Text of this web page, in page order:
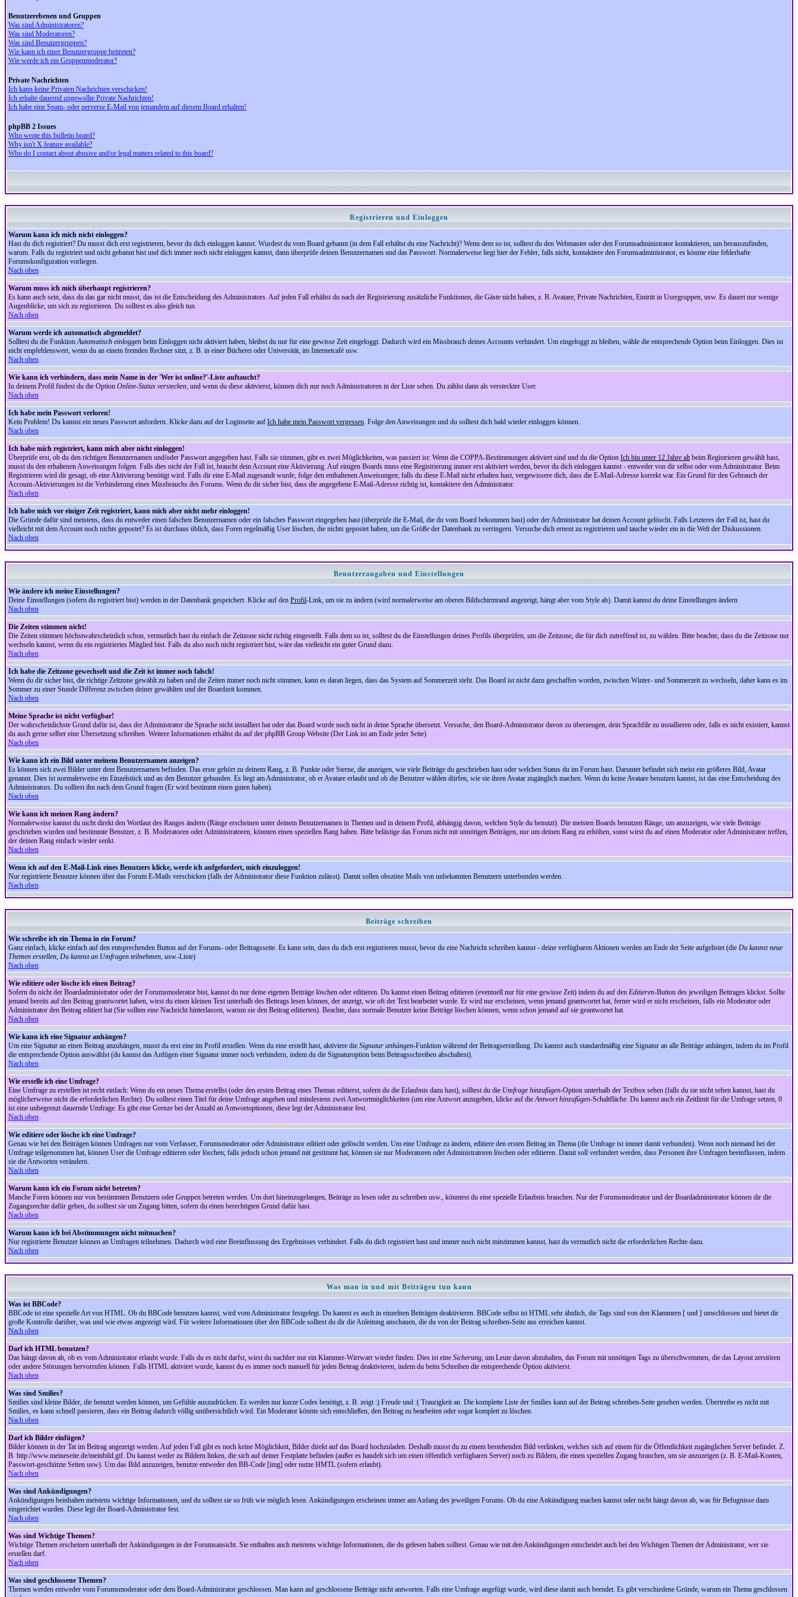
Benutzerebenen und Gruppen
Was sind Administratoren?
Was sind Moderatoren?
Was sind Benutzergruppen?
Wie kann ich einer Benutzergruppe beitreten?
Wie werde ich ein Gruppenmoderator?
Private Nachrichten
Ich kann keine Privaten Nachrichten verschicken!
Ich erhalte dauernd ungewollte Private Nachrichten!
Ich habe eine Spam- oder perverse E-Mail von jemandem auf diesem Board erhalten!
phpBB 2 Issues
Who wrote this bulletin board?
Why isn't X feature available?
Who do I contact about abusive and/or legal matters related to this board?
Registrieren und Einloggen
Warum kann ich mich nicht einloggen?
Hast du dich registriert? Du musst dich erst registrieren, bevor du dich einloggen kannst. Wurdest du vom Board gebannt (in dem Fall erhältst du eine Nachricht)? Wenn dem so ist, solltest du den Webmaster oder den Forumsadministrator kontaktieren, um herauszufinden,
warum. Falls du registriert und nicht gebannt bist und dich immer noch nicht einloggen kannst, dann überprüfe deinen Benutzernamen und das Passwort. Normalerweise liegt hier der Fehler, falls nicht, kontaktiere den Forumsadministrator, es könnte eine fehlerhafte
Forumskonfiguration vorliegen.
Nach oben
Warum muss ich mich überhaupt registrieren?
Es kann auch sein, dass du das gar nicht musst, das ist die Entscheidung des Administrators. Auf jeden Fall erhältst du nach der Registrierung zusätzliche Funktionen, die Gäste nicht haben, z. B. Avatare, Private Nachrichten, Eintritt in Usergruppen, usw. Es dauert nur wenige
Augenblicke, um sich zu registrieren. Du solltest es also gleich tun.
Nach oben
Warum werde ich automatisch abgemeldet?
Solltest du die FunktionAutomatisch einloggen beim Einloggen nicht aktiviert haben, bleibst du nur für eine gewisse Zeit eingeloggt. Dadurch wird ein Missbrauch deines Accounts verhindert. Um eingeloggt zu bleiben, wähle die entsprechende Option beim Einloggen. Dies ist
nicht empfehlenswert, wenn du an einem fremden Rechner sitzt, z. B. in einer Bücherei oder Universität, im Internetcafé usw.
Nach oben
Wie kann ich verhindern, dass mein Name in der 'Wer ist online?'-Liste auftaucht?
In deinem Profil findest du die Option Online-Status verstecken, und wenn du diese aktivierst, können dich nur noch Administratoren in der Liste sehen. Du zählst dann als versteckter User.
Nach oben
Ich habe mein Passwort verloren!
Kein Problem! Du kannst ein neues Passwort anfordern. Klicke dazu auf der Loginseite auf Ich habe mein Passwort vergessen. Folge den Anweisungen und du solltest dich bald wieder einloggen können.
Nach oben
Ich habe mich registriert, kann mich aber nicht einloggen!
Überprüfe erst, ob du den richtigen Benutzernamen und/oder Passwort angegeben hast. Falls sie stimmen, gibt es zwei Möglichkeiten, was passiert ist: Wenn die COPPA-Bestimmungen aktiviert sind und du die Option Ich bin unter 12 Jahre altbeim Registrieren gewählt hast,
musst du den erhaltenen Anweisungen folgen. Falls dies nicht der Fall ist, braucht dein Account eine Aktivierung. Auf einigen Boards muss eine Registrierung immer erst aktiviert werden, bevor du dich einloggen kannst - entweder von dir selbst oder vom Administrator. Beim
Registrieren wird dir gesagt, ob eine Aktivierung benötigt wird. Falls dir eine E-Mail zugesandt wurde, folge den enthaltenen Anweisungen; falls du diese E-Mail nicht erhalten hast, vergewissere dich, dass die E-Mail-Adresse korrekt war. Ein Grund für den Gebrauch der
Account-Aktivierungen ist die Verhinderung eines Missbrauchs des Forums. Wenn du dir sicher bist, dass die angegebene E-Mail-Adresse richtig ist, kontaktiere den Administrator.
Nach oben
Ich habe mich vor einiger Zeit registriert, kann mich aber nicht mehr einloggen!
Die Gründe dafür sind meistens, dass du entweder einen falschen Benutzernamen oder ein falsches Passwort eingegeben hast (überprüfe die E-Mail, die du vom Board bekommen hast) oder der Administrator hat deinen Account gelöscht. Falls Letzteres der Fall ist, hast du
vielleicht mit dem Account noch nichts gepostet? Es ist durchaus üblich, dass Foren regelmäßig User löschen, die nichts gepostet haben, um die Größe der Datenbank zu verringern. Versuche dich erneut zu registrieren und tauche wieder ein in die Welt der Diskussionen.
Nach oben
Benutzerangaben und Einstellungen
Wie ändere ich meine Einstellungen?
Deine Einstellungen (sofern du registriert bist) werden in der Datenbank gespeichert. Klicke auf den Profil-Link, um sie zu ändern (wird normalerweise am oberen Bildschirmrand angezeigt, hängt aber vom Style ab). Damit kannst du deine Einstellungen ändern
Nach oben
Die Zeiten stimmen nicht!
Die Zeiten stimmen höchstwahrscheinlich schon, vermutlich hast du einfach die Zeitzone nicht richtig eingestellt. Falls dem so ist, solltest du die Einstellungen deines Profils überprüfen, um die Zeitzone, die für dich zutreffend ist, zu wählen. Bitte beachte, dass du die Zeitzone nur
wechseln kannst, wenn du ein registriertes Mitglied bist. Falls du also noch nicht registriert bist, wäre das vielleicht ein guter Grund dazu.
Nach oben
Ich habe die Zeitzone gewechselt und die Zeit ist immer noch falsch!
Wenn du dir sicher bist, die richtige Zeitzone gewählt zu haben und die Zeiten immer noch nicht stimmen, kann es daran liegen, dass das System auf Sommerzeit steht. Das Board ist nicht dazu geschaffen worden, zwischen Winter- und Sommerzeit zu wechseln, daher kann es im
Sommer zu einer Stunde Differenz zwischen deiner gewählten und der Boardzeit kommen.
Nach oben
Meine Sprache ist nicht verfügbar!
Der wahrscheinlichste Grund dafür ist, dass der Administrator die Sprache nicht installiert hat oder das Board wurde noch nicht in deine Sprache übersetzt. Versuche, den Board-Administrator davon zu überzeugen, dein Sprachfile zu installieren oder, falls es nicht existiert, kannst
du auch gerne selber eine Übersetzung schreiben. Weitere Informationen erhältst du auf der phpBB Group Website (Der Link ist am Ende jeder Seite)
Nach oben
Wie kann ich ein Bild unter meinem Benutzernamen anzeigen?
Es können sich zwei Bilder unter dem Benutzernamen befinden. Das erste gehört zu deinem Rang, z. B. Punkte oder Sterne, die anzeigen, wie viele Beiträge du geschrieben hast oder welchen Status du im Forum hast. Darunter befindet sich meist ein größeres Bild, Avatar
genannt. Dies ist normalerweise ein Einzelstück und an den Benutzer gebunden. Es liegt am Administrator, ob er Avatare erlaubt und ob die Benutzer wählen dürfen, wie sie ihren Avatar zugänglich machen. Wenn du keine Avatare benutzen kannst, ist das eine Entscheidung des
Administrators. Du solltest ihn nach dem Grund fragen (Er wird bestimmt einen guten haben).
Nach oben
Wie kann ich meinen Rang ändern?
Normalerweise kannst du nicht direkt den Wortlaut des Ranges ändern (Ränge erscheinen unter deinem Benutzernamen in Themen und in deinem Profil, abhängig davon, welchen Style du benutzt). Die meisten Boards benutzen Ränge, um anzuzeigen, wie viele Beiträge
geschrieben wurden und bestimmte Benutzer, z. B. Moderatoren oder Administratoren, könnten einen speziellen Rang haben. Bitte belästige das Forum nicht mit unnötigen Beiträgen, nur um deinen Rang zu erhöhen, sonst wirst du auf einen Moderator oder Administrator treffen,
der deinen Rang einfach wieder senkt.
Nach oben
Wenn ich auf den E-Mail-Link eines Benutzers klicke, werde ich aufgefordert, mich einzuloggen!
Nur registrierte Benutzer können über das Forum E-Mails verschicken (falls der Administrator diese Funktion zulässt). Damit sollen obszöne Mails von unbekannten Benutzern unterbunden werden.
Nach oben
Beiträge schreiben
Wie schreibe ich ein Thema in ein Forum?
Ganz einfach, klicke einfach auf den entsprechenden Button auf der Forums- oder Beitragsseite. Es kann sein, dass du dich erst registrieren musst, bevor du eine Nachricht schreiben kannst - deine verfügbaren Aktionen werden am Ende der Seite aufgelistet (die Du kannst neue
Themen erstellen, Du kannst an Umfragen teilnehmen, usw.-Liste)
Nach oben
Wie editiere oder lösche ich einen Beitrag?
Sofern du nicht der Boardadministrator oder der Forumsmoderator bist, kannst du nur deine eigenen Beiträge löschen oder editieren. Du kannst einen Beitrag editieren (eventuell nur für eine gewisse Zeit) indem du auf den Editieren-Button des jeweiligen Beitrages klickst. Sollte
jemand bereits auf den Beitrag geantwortet haben, wirst du einen kleinen Text unterhalb des Beitrags lesen können, der anzeigt, wie oft der Text bearbeitet wurde. Er wird nur erscheinen, wenn jemand geantwortet hat, ferner wird er nicht erscheinen, falls ein Moderator oder
Administrator den Beitrag editiert hat (Sie sollten eine Nachricht hinterlassen, warum sie den Beitrag editierten). Beachte, dass normale Benutzer keine Beiträge löschen können, wenn schon jemand auf sie geantwortet hat.
Nach oben
Wie kann ich eine Signatur anhängen?
Um eine Signatur an einen Beitrag anzuhängen, musst du erst eine im Profil erstellen. Wenn du eine erstellt hast, aktiviere die Signatur anhängen-Funktion während der Beitragserstellung. Du kannst auch standardmäßig eine Signatur an alle Beiträge anhängen, indem du im Profil
die entsprechende Option auswählst (du kannst das Anfügen einer Signatur immer noch verhindern, indem du die Signaturoption beim Beitragsschreiben abschaltest).
Nach oben
Wie erstelle ich eine Umfrage?
Eine Umfrage zu erstellen ist recht einfach: Wenn du ein neues Thema erstellst (oder den ersten Beitrag eines Themas editierst, sofern du die Erlaubnis dazu hast), solltest du die Umfrage hinzufügen-Option unterhalb der Textbox sehen (falls du sie nicht sehen kannst, hast du
möglicherweise nicht die erforderlichen Rechte). Du solltest einen Titel für deine Umfrage angeben und mindestens zwei Antwortmöglichkeiten (um eine Antwort anzugeben, klicke auf dieAntwort hinzufügen-Schaltfläche. Du kannst auch ein Zeitlimit für die Umfrage setzen, 0
ist eine unbegrenzt dauernde Umfrage. Es gibt eine Grenze bei der Anzahl an Antwortoptionen, diese legt der Administrator fest.
Nach oben
Wie editiere oder lösche ich eine Umfrage?
Genau wie bei den Beiträgen können Umfragen nur vom Verfasser, Forumsmoderator oder Administrator editiert oder gelöscht werden. Um eine Umfrage zu ändern, editiere den ersten Beitrag im Thema (die Umfrage ist immer damit verbunden). Wenn noch niemand bei der
Umfrage teilgenommen hat, können User die Umfrage editieren oder löschen; falls jedoch schon jemand mit gestimmt hat, können sie nur Moderatoren oder Administratoren löschen oder editieren. Damit soll verhindert werden, dass Personen ihre Umfragen beeinflussen, indem
sie die Antworten verändern.
Nach oben
Warum kann ich ein Forum nicht betreten?
Manche Foren können nur von bestimmten Benutzern oder Gruppen betreten werden. Um dort hineinzugelangen, Beiträge zu lesen oder zu schreiben usw., könntest du eine spezielle Erlaubnis brauchen. Nur der Forumsmoderator und der Boardadministrator können dir die
Zugangsrechte dafür geben, du solltest sie um Zugang bitten, sofern du einen berechtigten Grund dafür hast.
Nach oben
Warum kann ich bei Abstimmungen nicht mitmachen?
Nur registrierte Benutzer können an Umfragen teilnehmen. Dadurch wird eine Beeinflussung des Ergebnisses verhindert. Falls du dich registriert hast und immer noch nicht mitstimmen kannst, hast du vermutlich nicht die erforderlichen Rechte dazu.
Nach oben
Was man in und mit Beiträgen tun kann
Was ist BBCode?
BBCode ist eine spezielle Art von HTML. Ob du BBCode benutzen kannst, wird vom Administrator festgelegt. Du kannst es auch in einzelnen Beiträgen deaktivieren. BBCode selbst ist HTML sehr ähnlich, die Tags sind von den Klammern [ und ] umschlossen und bietet dir
große Kontrolle darüber, was und wie etwas angezeigt wird. Für weitere Informationen über den BBCode solltest du dir die Anleitung anschauen, die du von der Beitrag schreiben-Seite aus erreichen kannst.
Nach oben
Darf ich HTML benutzen?
Das hängt davon ab, ob es vom Administrator erlaubt wurde. Falls du es nicht darfst, wirst du nachher nur ein Klammer-Wirrwarr wieder finden. Dies ist eine Sicherung, um Leute davon abzuhalten, das Forum mit unnötigen Tags zu überschwemmen, die das Layout zerstören
oder andere Störungen hervorrufen können. Falls HTML aktiviert wurde, kannst du es immer noch manuell für jeden Beitrag deaktivieren, indem du beim Schreiben die entsprechende Option aktivierst.
Nach oben
Was sind Smilies?
Smilies sind kleine Bilder, die benutzt werden können, um Gefühle auszudrücken. Es werden nur kurze Codes benötigt, z. B. zeigt :) Freude und :( Traurigkeit an. Die komplette Liste der Smilies kann auf der Beitrag schreiben-Seite gesehen werden. Übertreibe es nicht mit
Smilies, es kann schnell passieren, dass ein Beitrag dadurch völlig unübersichtlich wird. Ein Moderator könnte sich entschließen, den Beitrag zu bearbeiten oder sogar komplett zu löschen.
Nach oben
Darf ich Bilder einfügen?
Bilder können in der Tat im Beitrag angezeigt werden. Auf jeden Fall gibt es noch keine Möglichkeit, Bilder direkt auf das Board hochzuladen. Deshalb musst du zu einem bestehenden Bild verlinken, welches sich auf einem für die Öffentlichkeit zugänglichen Server befindet. Z.
B. http://www.meineseite.de/meinbild.gif. Du kannst weder zu Bildern linken, die sich auf deiner Festplatte befinden (außer es handelt sich um einen öffentlich verfügbaren Server) noch zu Bildern, die einen speziellen Zugang brauchen, um sie anzuzeigen (z. B. E-Mail-Konten,
Passwort-geschützte Seiten usw). Um das Bild anzuzeigen, benutze entweder den BB-Code [img] oder nutze HMTL (sofern erlaubt).
Nach oben
Was sind Ankündigungen?
Ankündigungen beinhalten meistens wichtige Informationen, und du solltest sie so früh wie möglich lesen. Ankündigungen erscheinen immer am Anfang des jeweiligen Forums. Ob du eine Ankündigung machen kannst oder nicht hängt davon ab, was für Befugnisse dazu
eingerichtet wurden. Diese legt der Board-Administrator fest.
Nach oben
Was sind Wichtige Themen?
Wichtige Themen erscheinen unterhalb der Ankündigungen in der Forumsansicht. Sie enthalten auch meistens wichtige Informationen, die du gelesen haben solltest. Genau wie mit den Ankündigungen entscheidet auch bei den Wichtigen Themen der Administrator, wer sie
erstellen darf.
Nach oben
Was sind geschlossene Themen?
Themen werden entweder vom Forumsmoderator oder dem Board-Administrator geschlossen. Man kann auf geschlossene Beiträge nicht antworten. Falls eine Umfrage angefügt wurde, wird diese damit auch beendet. Es gibt verschiedene Gründe, warum ein Thema geschlossen